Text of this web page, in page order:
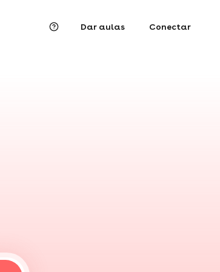
Dar aulas Conectar